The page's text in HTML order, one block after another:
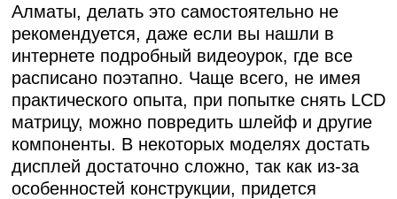
Алматы, делать это самостоятельно не
рекомендуется, даже если вы нашли в
интернете подробный видеоурок, где все
расписано поэтапно. Чаще всего, не имея
практического опыта, при попытке снять LCD
матрицу, можно повредить шлейф и другие
компоненты. В некоторых моделях достать
дисплей достаточно сложно, так как из-за
особенностей конструкции, придется